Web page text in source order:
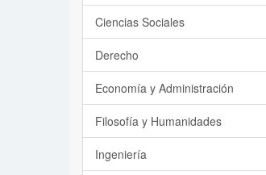
Ciencias Sociales
Derecho
Economía y Administración
Filosofía y Humanidades
Ingeniería